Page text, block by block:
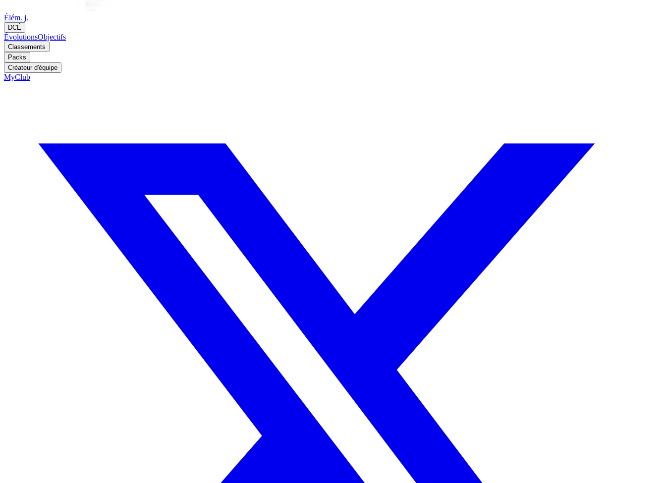
Élém. j.
DCÉ
ÉvolutionsObjectifs
Classements
Packs
Créateur d'équipe
MyClub